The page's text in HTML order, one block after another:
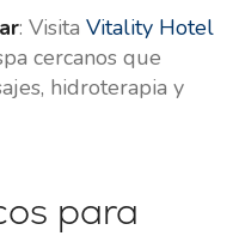
: Visita Vitality Hotel
cercanos que
hidroterapia y
para